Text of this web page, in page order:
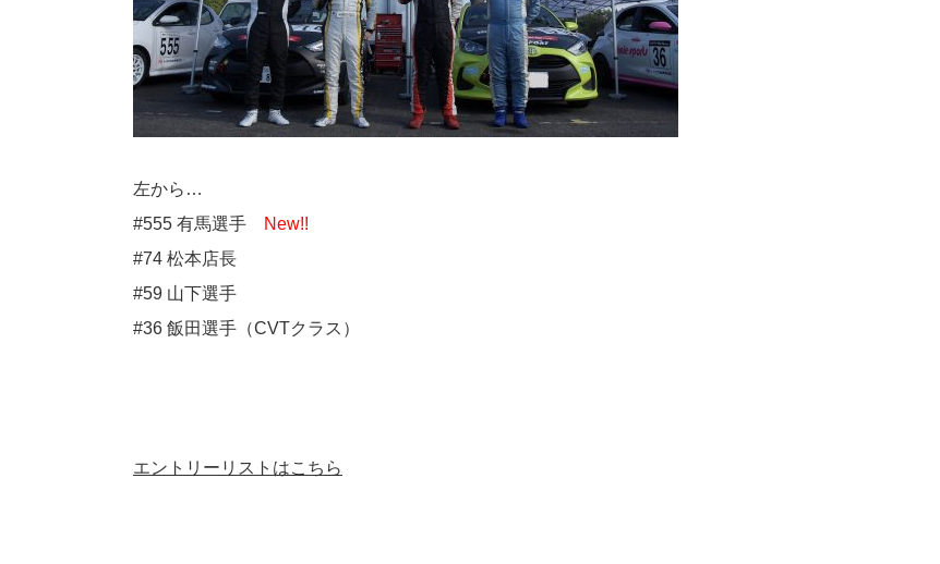
左から…
#555 有馬選手
New!!
#74 松本店長
#59 山下選手
#36 飯田選手（CVTクラス）
エントリーリストはこちら